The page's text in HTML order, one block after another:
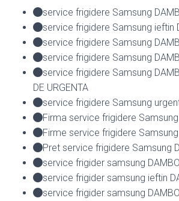
service frigidere Samsung
service frigidere Samsung ieftin
service frigidere Samsung
service frigidere Samsung
service frigidere Samsung
DE URGENTA
service frigidere Samsung
Firma service frigidere
Firme service frigidere
Pret service frigidere Samsung
service frigider samsung
service frigider samsung ieftin
service frigider samsung